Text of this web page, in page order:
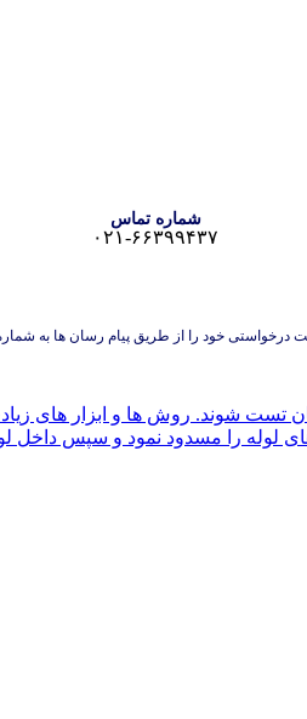
شماره تماس
۰۲۱-۶۶۳۹۹۴۳۷
خود را از طریق پیام رسان ها به شماره 09024111930 ارسال